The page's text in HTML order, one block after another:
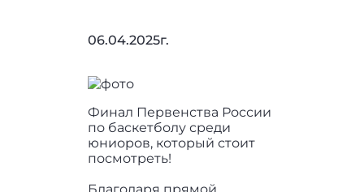
06.04.2025г.
Финал Первенства России
по баскетболу среди
юниоров, который стоит
посмотреть!